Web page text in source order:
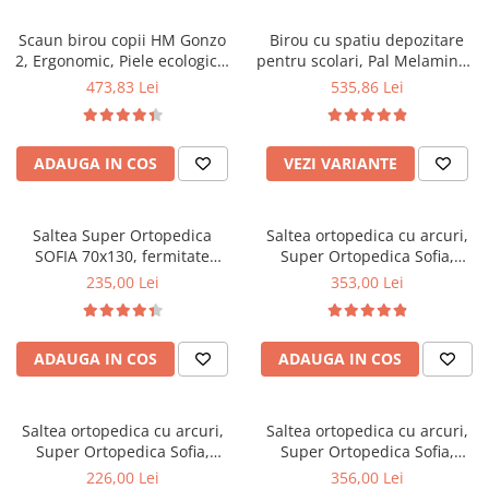
Saltele cu arcuri impachetate
individual
Saltele Memory Pocket
Saltele Memory Foam
Saltele Memory Pocket
Saltele cu plasa arcuri
Saltele cu spuma
Saltele cu spuma poliuretanica
Saltele Latex
Saltele 140x200
Saltele 180x200
Top saltele
Paturi
Seturi de pat si saltea
Masute de toaleta
Mobilier living
Scaune pentru living
Comode living
Set mese plus scaune
Mobilier birou
Scaune ergonomice
Etajere Birou
Birouri
Scaune pentru birou
Scaune pentru vizitatori
Scaune birou
Scaune profesionale
Scaune resigilate
Scaune conferinta
Scaune terasa si outdoor
Scaun birou copii HM Gonzo
2, Ergonomic, Piele ecologica,
Inaltime ajustabila, Mecanism
473,83 Lei
ADAUGA IN COS
Birou cu spatiu depozitare
pentru scolari, Pal Melaminat,
sertar, 2 rafturi, polita
cm, fag
535,86 Lei
VEZI VARIANTE
Saltea Super Ortopedica
SOFIA 70x130, fermitate
medie, cu plasa arcuri tip
aerisire cu butoni, Saltex
235,00 Lei
ADAUGA IN COS
Saltea ortopedica cu arcuri,
Super Ortopedica Sofia,
70x190x20cm, fermitate
Bonell, fata vara-iarna, sistem
aerisire cu butoni, Saltex
353,00 Lei
ADAUGA IN COS
Saltea ortopedica cu arcuri,
Super Ortopedica Sofia,
60x120x20cm, fermitate
226,00 Lei
Saltea ortopedica cu arcuri,
Super Ortopedica Sofia,
70x200x20cm, fermitate
356,00 Lei